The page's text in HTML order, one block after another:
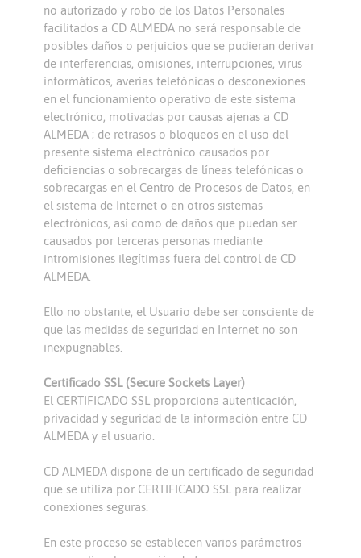
no autorizado y robo de los Datos Personales
facilitados a CD ALMEDA no será responsable de
posibles daños o perjuicios que se pudieran derivar
de interferencias, omisiones, interrupciones, virus
informáticos, averías telefónicas o desconexiones
en el funcionamiento operativo de este sistema
electrónico, motivadas por causas ajenas a CD
ALMEDA ; de retrasos o bloqueos en el uso del
presente sistema electrónico causados por
deficiencias o sobrecargas de líneas telefónicas o
sobrecargas en el Centro de Procesos de Datos, en
el sistema de Internet o en otros sistemas
electrónicos, así como de daños que puedan ser
causados por terceras personas mediante
intromisiones ilegítimas fuera del control de CD
ALMEDA.
Ello no obstante, el Usuario debe ser consciente de
que las medidas de seguridad en Internet no son
inexpugnables.
Certificado SSL (Secure Sockets Layer)
El CERTIFICADO SSL proporciona autenticación,
privacidad y seguridad de la información entre CD
ALMEDA y el usuario.
CD ALMEDA dispone de un certificado de seguridad
que se utiliza por CERTIFICADO SSL para realizar
conexiones seguras.
En este proceso se establecen varios parámetros